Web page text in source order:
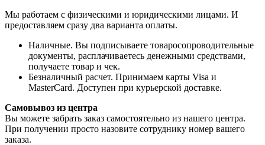
Мы работаем с физическими и юридическими лицами. И
предоставляем сразу два варианта оплаты.
Наличные. Вы подписываете товаросопроводительные
документы, расплачиваетесь денежными средствами,
получаете товар и чек.
Безналичный расчет. Принимаем карты Visa и
MasterCard. Доступен при курьерской доставке.
Самовывоз из центра
Вы можете забрать заказ самостоятельно из нашего центра.
При получении просто назовите сотруднику номер вашего
заказа.